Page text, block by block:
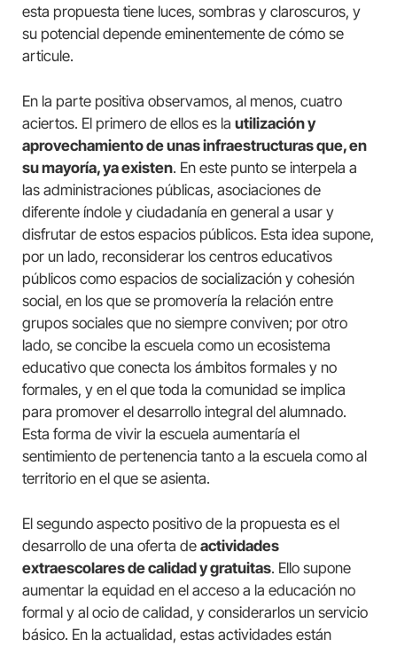
esta propuesta tiene luces, sombras y claroscuros, y
su potencial depende eminentemente de cómo se
articule.
En la parte positiva observamos, al menos, cuatro
aciertos. El primero de ellos es la utilización y
aprovechamiento de unas infraestructuras que, en
su mayoría, ya existen. En este punto se interpela a
las administraciones públicas, asociaciones de
diferente índole y ciudadanía en general a usar y
disfrutar de estos espacios públicos. Esta idea supone,
por un lado, reconsiderar los centros educativos
públicos como espacios de socialización y cohesión
social, en los que se promovería la relación entre
grupos sociales que no siempre conviven; por otro
lado, se concibe la escuela como un ecosistema
educativo que conecta los ámbitos formales y no
formales, y en el que toda la comunidad se implica
para promover el desarrollo integral del alumnado.
Esta forma de vivir la escuela aumentaría el
sentimiento de pertenencia tanto a la escuela como al
territorio en el que se asienta.
El segundo aspecto positivo de la propuesta es el
desarrollo de una oferta de actividades
extraescolares de calidad y gratuitas. Ello supone
aumentar la equidad en el acceso a la educación no
formal y al ocio de calidad, y considerarlos un servicio
básico. En la actualidad, estas actividades están